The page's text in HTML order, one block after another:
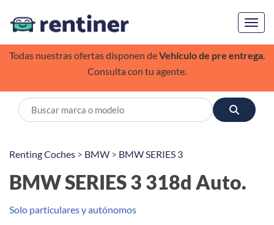
Todas nuestras ofertas disponen deVehículo de pre entrega.
Consulta con tu agente.
Renting Coches > BMW > BMW SERIES 3
BMW SERIES 3 318d Auto.
Solo particulares y autónomos